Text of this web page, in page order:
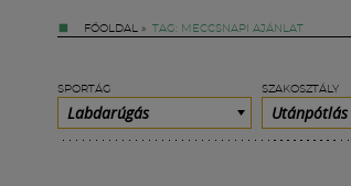
FŐOLDAL » TAG: MECCSNAPI AJÁNLAT
SPORTÁG
Labdarúgás
SZAKOSZTÁLY
Utánpótlás